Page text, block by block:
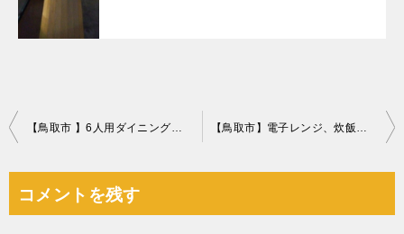
投
ビ
【鳥取市 】6人用ダイニングテーブル、二段ベッド等の回収・処分 【鳥取市】電子レンジ、炊飯器、ポット、収納ケース、かご等の回収
コメントを残す